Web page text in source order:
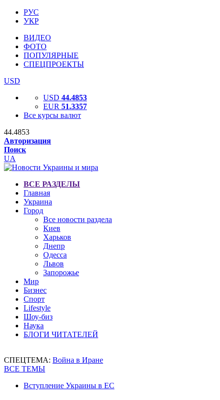
РУС
УКР
ВИДЕО
ФОТО
ПОПУЛЯРНЫЕ
СПЕЦПРОЕКТЫ
USD
USD 44.4853
EUR 51.3357
Все курсы валют
44.4853
Авторизация
Поиск
UA
ВСЕ РАЗДЕЛЫ
Главная
Украина
Город
Все новости раздела
Киев
Харьков
Днепр
Одесса
Львов
Запорожье
Мир
Бизнес
Спорт
Lifestyle
Шоу-биз
Наука
БЛОГИ ЧИТАТЕЛЕЙ
СПЕЦТЕМА: Война в Иране
ВСЕ ТЕМЫ
Вступление Украины в ЕС